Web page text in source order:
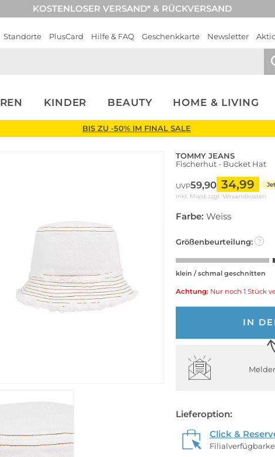
KOSTENLOSER VERSAND* & RÜCKVERSAND
Standorte PlusCard Hilfe & FAQ Geschenkkarte Newsletter
KINDER BEAUTY HOME & LIVING
BIS ZU -50% IM FINAL SALE
TOMMY JEANS
Fischerhut - Bucket Hat
UVP59,90 34,99
inkl. Mwst zzgl. Versandkosten
Farbe: Weiss
Größenbeurteilung: ?
klein / schmal geschnitten
Achtung: Nur noch 1 Stück
IN
Lieferoption:
Click &